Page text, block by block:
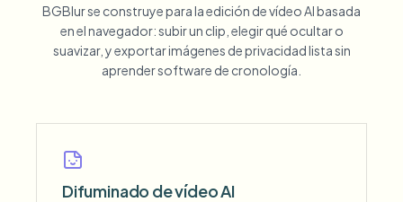
BGBlur se construye para la edición de vídeo AI basada
en el navegador: subir un clip, elegir qué ocultar o
suavizar, y exportar imágenes de privacidad lista sin
aprender software de cronología.
Difuminado de vídeo AI